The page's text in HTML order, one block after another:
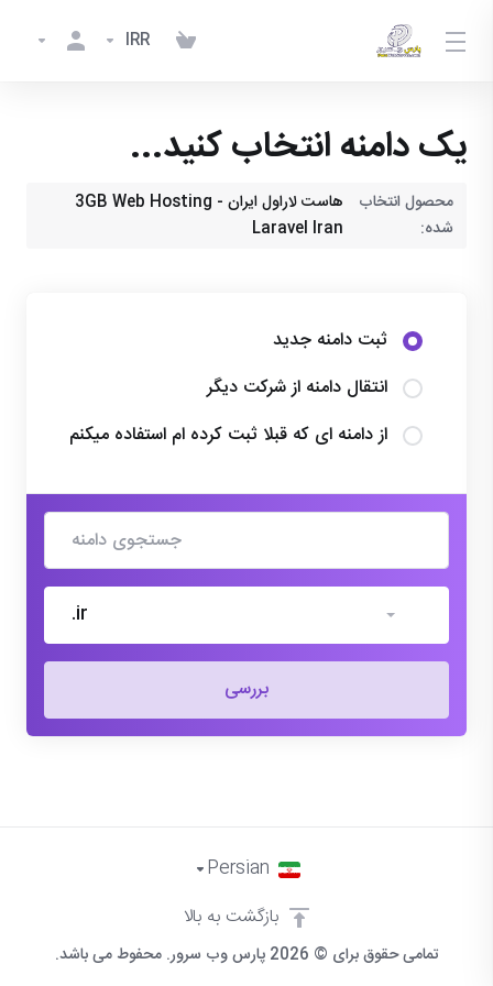
IRR
یک دامنه انتخاب کنید...
محصول انتخاب
شده:
هاست لاراول ایران - 3GB Web Hosting
Laravel Iran
ثبت دامنه جدید
انتقال دامنه از شرکت دیگر
از دامنه ای که قبلا ثبت کرده ام استفاده میکنم
.ir
بررسی
تمامی حقوق برای © 2026 پارس وب سرور. محفوط می باشد.
Persian
بازگشت به بالا